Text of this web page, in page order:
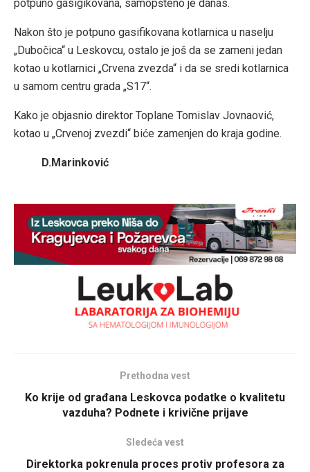
potpuno gasigikovana, samopšteno je danas.
Nakon što je potpuno gasifikovana kotlarnica u naselju
„Dubočica“ u Leskovcu, ostalo je još da se zameni jedan
kotao u kotlarnici „Crvena zvezda“ i da se sredi kotlarnica
u samom centru grada „S17“.
Kako je objasnio direktor Toplane Tomislav Jovnaović,
kotao u „Crvenoj zvezdi“ biće zamenjen do kraja godine.
D.Marinković
Prethodna vest
Ko krije od građana Leskovca podatke o kvalitetu
vazduha? Podnete i krivične prijave
Sledeća vest
Direktorka pokrenula proces protiv profesora za